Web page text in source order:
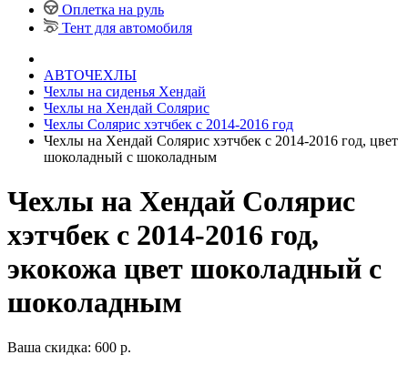
Оплетка на руль
Тент для автомобиля
АВТОЧЕХЛЫ
Чехлы на сиденья Хендай
Чехлы на Хендай Солярис
Чехлы Солярис хэтчбек с 2014-2016 год
Чехлы на Хендай Солярис хэтчбек с 2014-2016 год, цвет
шоколадный с шоколадным
Чехлы на Хендай Солярис
хэтчбек с 2014-2016 год,
экокожа цвет шоколадный с
шоколадным
Ваша скидка: 600 р.